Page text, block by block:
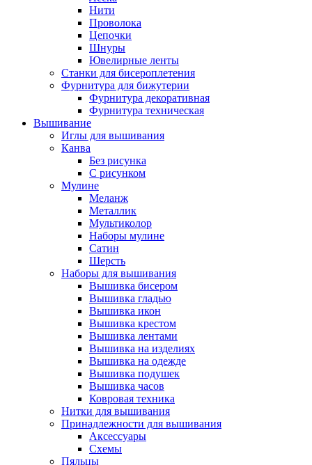
Нити
Проволока
Цепочки
Шнуры
Ювелирные ленты
Станки для бисероплетения
Фурнитура для бижутерии
Фурнитура декоративная
Фурнитура техническая
Вышивание
Иглы для вышивания
Канва
Без рисунка
С рисунком
Мулине
Меланж
Металлик
Мультиколор
Наборы мулине
Сатин
Шерсть
Наборы для вышивания
Вышивка бисером
Вышивка гладью
Вышивка икон
Вышивка крестом
Вышивка лентами
Вышивка на изделиях
Вышивка на одежде
Вышивка подушек
Вышивка часов
Ковровая техника
Нитки для вышивания
Принадлежности для вышивания
Аксессуары
Схемы
Пяльцы